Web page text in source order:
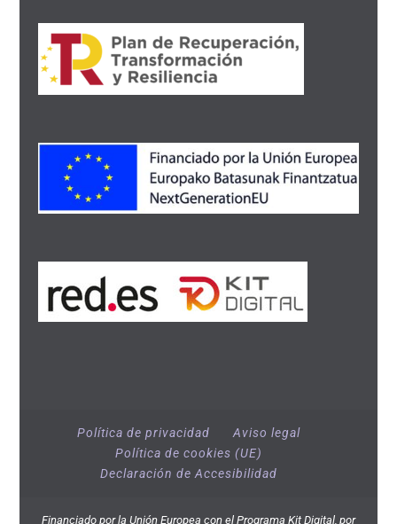
Política de privacidad
Aviso legal
Política de cookies (UE)
Declaración de Accesibilidad
Financiado por la Unión Europea con el Programa Kit Digital, por